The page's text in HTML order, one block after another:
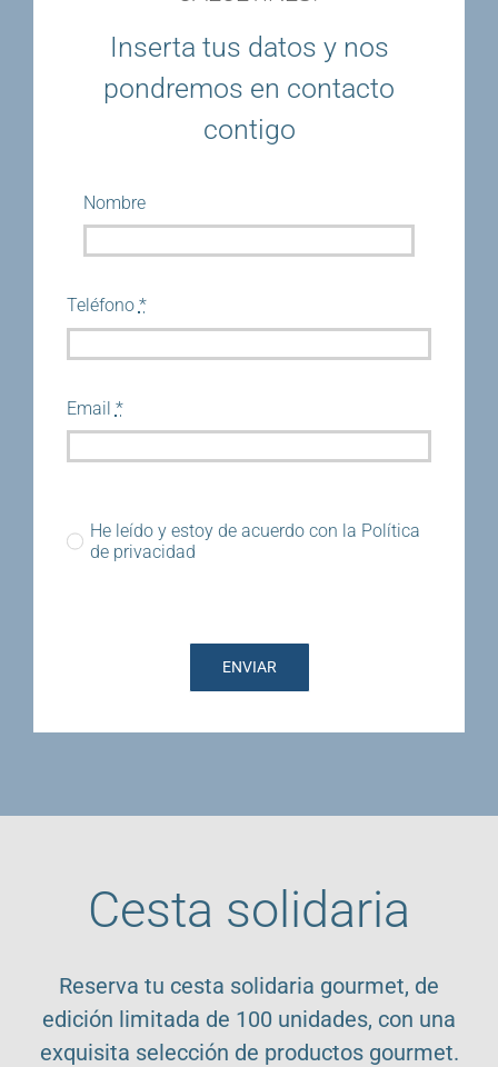
Inserta tus datos y nos
pondremos en contacto
contigo
Nombre
Teléfono *
Email *
He leído y estoy de acuerdo con la Política
de privacidad
ENVIAR
Cesta solidaria
Reserva tu cesta solidaria gourmet, de
edición limitada de 100 unidades, con una
exquisita selección de productos gourmet.